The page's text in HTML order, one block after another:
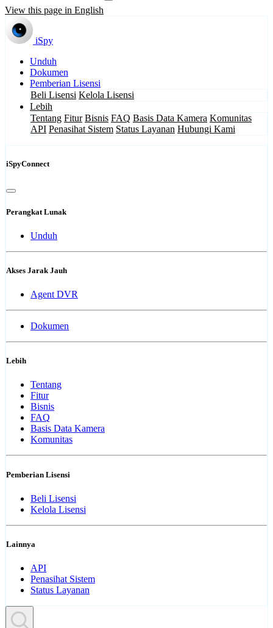
View this page in English
iSpy
Unduh
Dokumen
Pemberian Lisensi
Beli Lisensi Kelola Lisensi
Lebih
Tentang Fitur Bisnis FAQ Basis Data Kamera Komunitas
API Penasihat Sistem Status Layanan Hubungi Kami
iSpyConnect
Perangkat Lunak
Unduh
Akses Jarak Jauh
Agent DVR
Dokumen
Lebih
Tentang
Fitur
Bisnis
FAQ
Basis Data Kamera
Komunitas
Pemberian Lisensi
Beli Lisensi
Kelola Lisensi
Lainnya
API
Penasihat Sistem
Status Layanan